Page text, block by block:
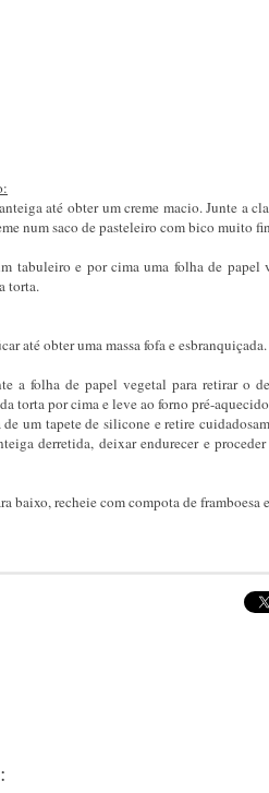
até obter um creme macio. Junte a
num saco de pasteleiro com bico muito
tabuleiro e por cima uma folha de
torta.
até obter uma massa fofa e
a folha de papel vegetal para retirar o
torta por cima e leve ao forno pré-
de um tapete de silicone e retire
derretida, deixar endurecer e
baixo, recheie com compota de framboesa